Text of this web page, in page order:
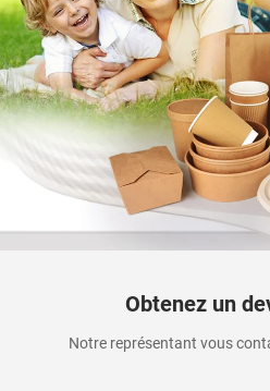
Obtenez un
Notre représentant vous